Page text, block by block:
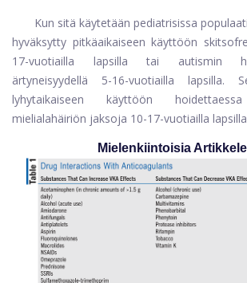
Kun sitä käytetään pediatrisissa
hyväksytty pitkäaikaiseen käyttöön
17-vuotiailla lapsilla tai autismin
ärtyneisyydellä 5-16-vuotiailla lapsilla.
lyhytaikaiseen käyttöön hoidettaessa
mielialahäiriön jaksoja 10-17-vuotiailla
Mielenkiintoisia